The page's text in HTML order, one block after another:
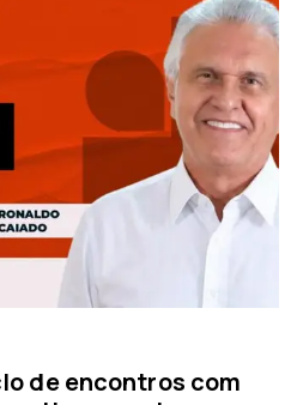
de encontros com